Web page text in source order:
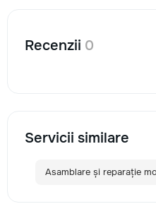
Recenzii 0
Servicii similare
Asamblare și reparație